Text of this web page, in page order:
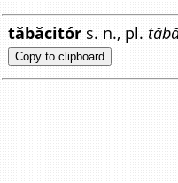
tăbăcitór s. n., pl.
Copy to clipboard